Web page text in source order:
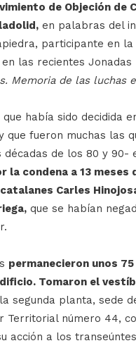
de Objeción de
en palabras del
participante en la
las recientes Jonadas
Memoria de las luchas
que había sido decidida
que fueron muchas las
décadas de los 80 y 90-
la condena a 13 meses
Carles
que se habían
permanecieron unos
Tomaron el
segunda planta, sede
Territorial número 44,
acción a los